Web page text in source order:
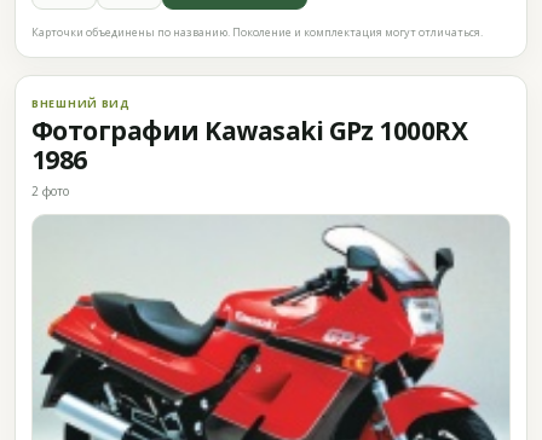
Карточки объединены по названию. Поколение и комплектация могут отличаться.
ВНЕШНИЙ ВИД
Фотографии Kawasaki GPz 1000RX
1986
2 фото